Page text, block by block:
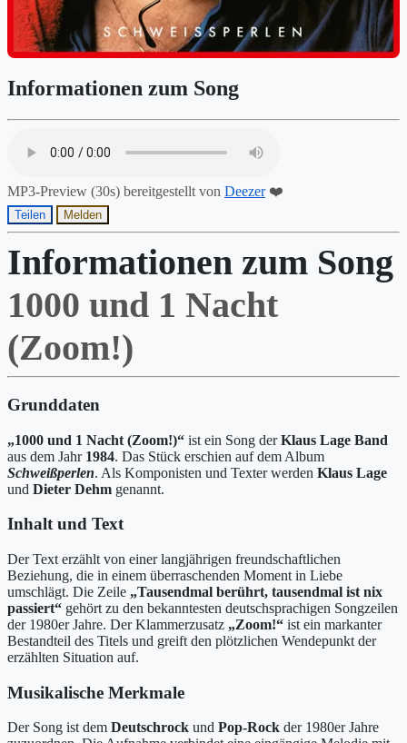
Informationen zum Song
MP3-Preview (30s) bereitgestellt von Deezer❤️
Teilen Melden
Informationen zum Song
1000 und 1 Nacht
(Zoom!)
Grunddaten
„1000 und 1 Nacht (Zoom!)“ ist ein Song derKlaus Lage Band
aus dem Jahr 1984. Das Stück erschien auf dem Album
Schweißperlen. Als Komponisten und Texter werden Klaus Lage
und Dieter Dehm genannt.
Inhalt und Text
Der Text erzählt von einer langjährigen freundschaftlichen
Beziehung, die in einem überraschenden Moment in Liebe
umschlägt. Die Zeile „Tausendmal berührt, tausendmal ist nix
passiert“ gehört zu den bekanntesten deutschsprachigen Songzeilen
der 1980er Jahre. Der Klammerzusatz „Zoom!“ ist ein markanter
Bestandteil des Titels und greift den plötzlichen Wendepunkt der
erzählten Situation auf.
Musikalische Merkmale
Der Song ist dem Deutschrock und Pop-Rock der 1980er Jahre